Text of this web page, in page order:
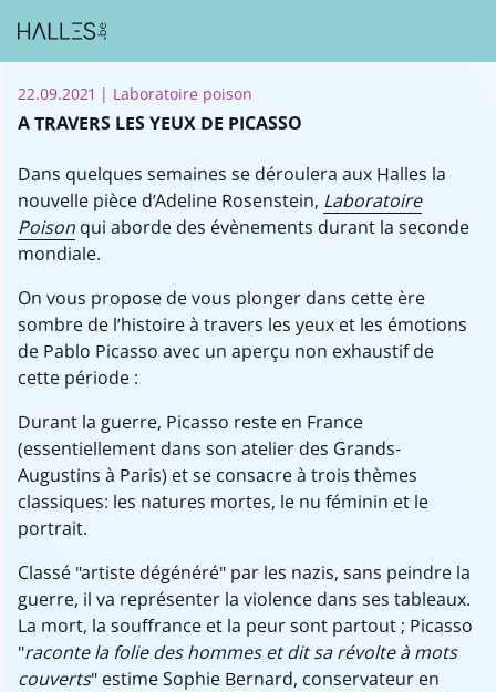
22.09.2021 | Laboratoire poison
A TRAVERS LES YEUX DE PICASSO
Dans quelques semaines se déroulera aux Halles la
nouvelle pièce d’Adeline Rosenstein, Laboratoire
Poison qui aborde des évènements durant la seconde
mondiale.
On vous propose de vous plonger dans cette ère
sombre de l’histoire à travers les yeux et les émotions
de Pablo Picasso avec un aperçu non exhaustif de
cette période :
Durant la guerre, Picasso reste en France
(essentiellement dans son atelier des Grands-
Augustins à Paris) et se consacre à trois thèmes
classiques: les natures mortes, le nu féminin et le
portrait.
Classé "artiste dégénéré" par les nazis, sans peindre la
guerre, il va représenter la violence dans ses tableaux.
La mort, la souffrance et la peur sont partout ; Picasso
"raconte la folie des hommes et dit sa révolte à mots
couverts" estime Sophie Bernard, conservateur en